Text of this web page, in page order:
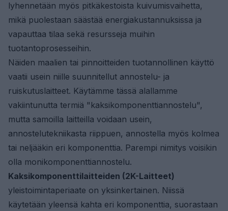
lyhennetään myös pitkäkestoista kuivumisvaihetta,
mikä puolestaan säästää energiakustannuksissa ja
vapauttaa tilaa sekä resursseja muihin
tuotantoprosesseihin.
Näiden maalien tai pinnoitteiden tuotannollinen käyttö
vaatii usein niille suunnitellut annostelu- ja
ruiskutuslaitteet. Käytämme tässä alallamme
vakiintunutta termiä "kaksikomponenttiannostelu",
mutta samoilla laitteilla voidaan usein,
annostelutekniikasta riippuen, annostella myös kolmea
tai neljääkin eri komponenttia. Parempi nimitys voisikin
olla monikomponenttiannostelu.
Kaksikomponenttilaitteiden (2K-Laitteet)
yleistoimintaperiaate on yksinkertainen. Niissä
käytetään yleensä kahta eri komponenttia, suorastaan